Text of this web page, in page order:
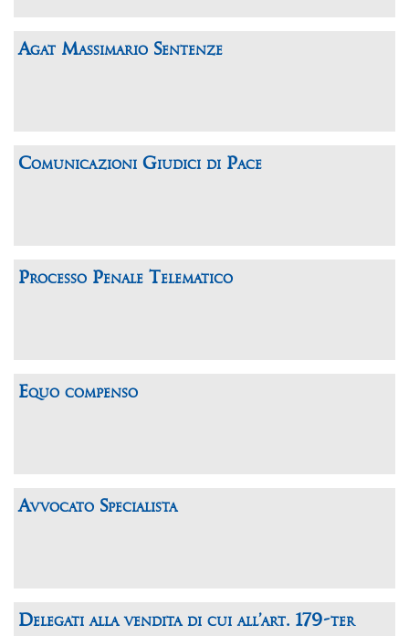
Agat Massimario Sentenze
Comunicazioni Giudici di Pace
Processo Penale Telematico
Equo compenso
Avvocato Specialista
Delegati alla vendita di cui all’art. 179-ter